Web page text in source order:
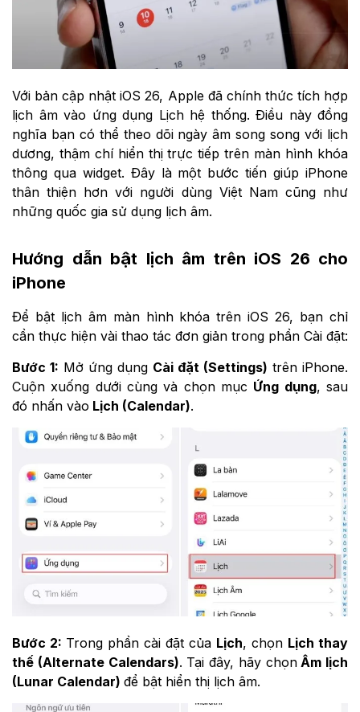
Với bản cập nhật iOS 26, Apple đã chính thức tích hợp
lịch âm vào ứng dụng Lịch hệ thống. Điều này đồng
nghĩa bạn có thể theo dõi ngày âm song song với lịch
dương, thậm chí hiển thị trực tiếp trên màn hình khóa
thông qua widget. Đây là một bước tiến giúp iPhone
thân thiện hơn với người dùng Việt Nam cũng như
những quốc gia sử dụng lịch âm.
Hướng dẫn bật lịch âm trên iOS 26 cho
iPhone
Để bật lịch âm màn hình khóa trên iOS 26, bạn chỉ
cần thực hiện vài thao tác đơn giản trong phần Cài đặt:
Bước 1: Mở ứng dụng Cài đặt (Settings) trên iPhone.
Cuộn xuống dưới cùng và chọn mục Ứng dụng, sau
đó nhấn vào Lịch (Calendar).
Bước 2: Trong phần cài đặt của Lịch, chọn Lịch thay
thế (Alternate Calendars). Tại đây, hãy chọnÂm lịch
(Lunar Calendar) để bật hiển thị lịch âm.